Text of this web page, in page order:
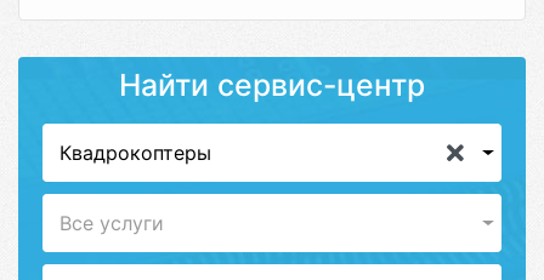
Найти сервис-центр
Квадрокоптеры
Все услуги